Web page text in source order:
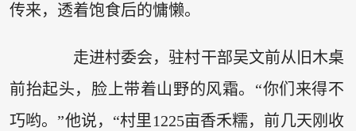
传来，透着饱食后的慵懒。
走进村委会，驻村干部吴文前从旧木桌
前抬起头，脸上带着山野的风霜。“你们来得不
巧哟。”他说，“村里1225亩香禾糯，前几天刚收